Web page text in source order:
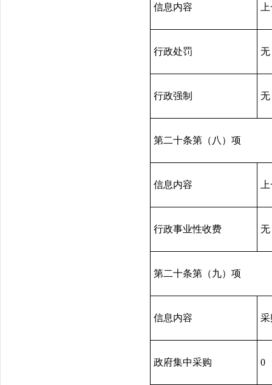
信息内容
行政处罚 无
行政强制 无
第二十条第（八）项
信息内容
行政事业性收费 无
第二十条第（九）项
信息内容 采
政府集中采购 0